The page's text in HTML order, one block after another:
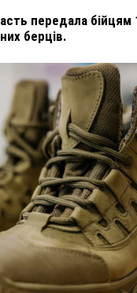
передала бійцям
берців.